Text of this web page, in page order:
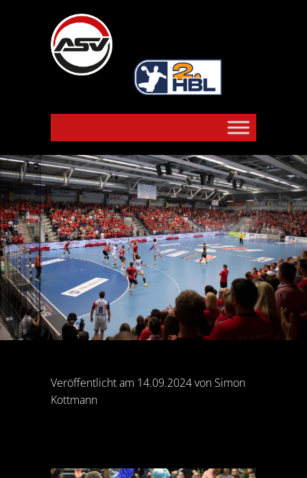
Veröffentlicht am 14.09.2024 von Simon
Kottmann